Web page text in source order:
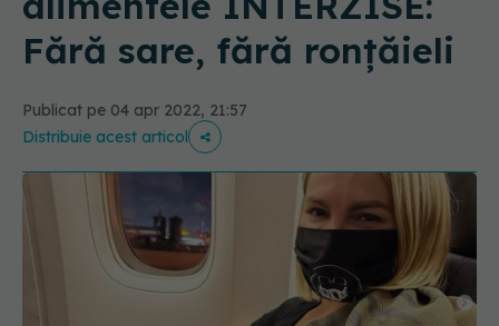
Fără sare, fără ronțăieli
Publicat pe 04 apr 2022, 21:57
Distribuie acest articol